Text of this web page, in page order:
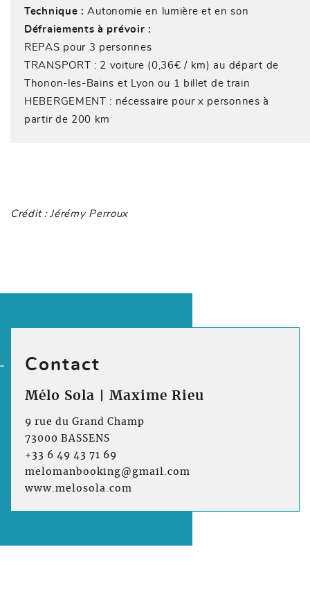
Technique : Autonomie en lumière et en son
Défraiements à prévoir :
REPAS pour 3 personnes
TRANSPORT : 2 voiture (0,36€ / km) au départ de
Thonon-les-Bains et Lyon ou 1 billet de train
HEBERGEMENT : nécessaire pour x personnes à
partir de 200 km
Crédit : Jérémy Perroux
Contact
Mélo Sola | Maxime Rieu
9 rue du Grand Champ
73000 BASSENS
+33 6 49 43 71 69
melomanbooking@gmail.com
www.melosola.com